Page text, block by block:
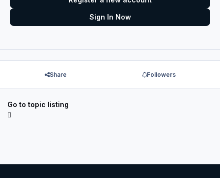
Sign In Now
Share Followers
Go to topic listing